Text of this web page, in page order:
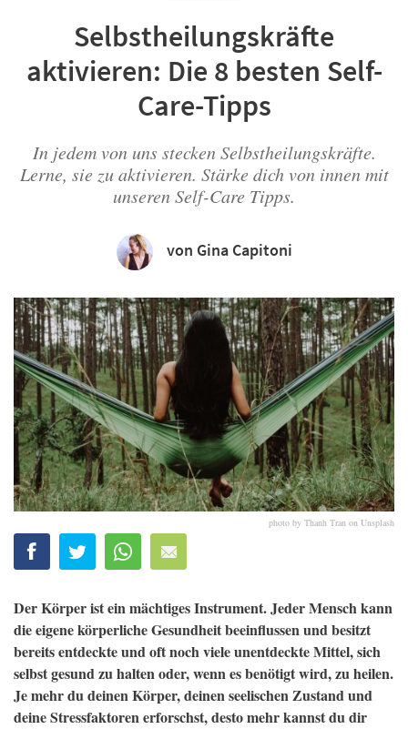
Selbstheilungskräfte
aktivieren: Die 8 besten Self-
Care-Tipps
In jedem von uns stecken Selbstheilungskräfte.
Lerne, sie zu aktivieren. Stärke dich von innen mit
unseren Self-Care Tipps.
von Gina Capitoni
photo by Thanh Tran on Unsplash
Der Körper ist ein mächtiges Instrument. Jeder Mensch kann
die eigene körperliche Gesundheit beeinflussen und besitzt
bereits entdeckte und oft noch viele unentdeckte Mittel, sich
selbst gesund zu halten oder, wenn es benötigt wird, zu heilen.
Je mehr du deinen Körper, deinen seelischen Zustand und
deine Stressfaktoren erforschst, desto mehr kannst du dir